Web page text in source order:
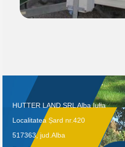
HUTTER LAND SRL Alba Iulia
Localitatea Șard nr.420
517363, jud.Alba